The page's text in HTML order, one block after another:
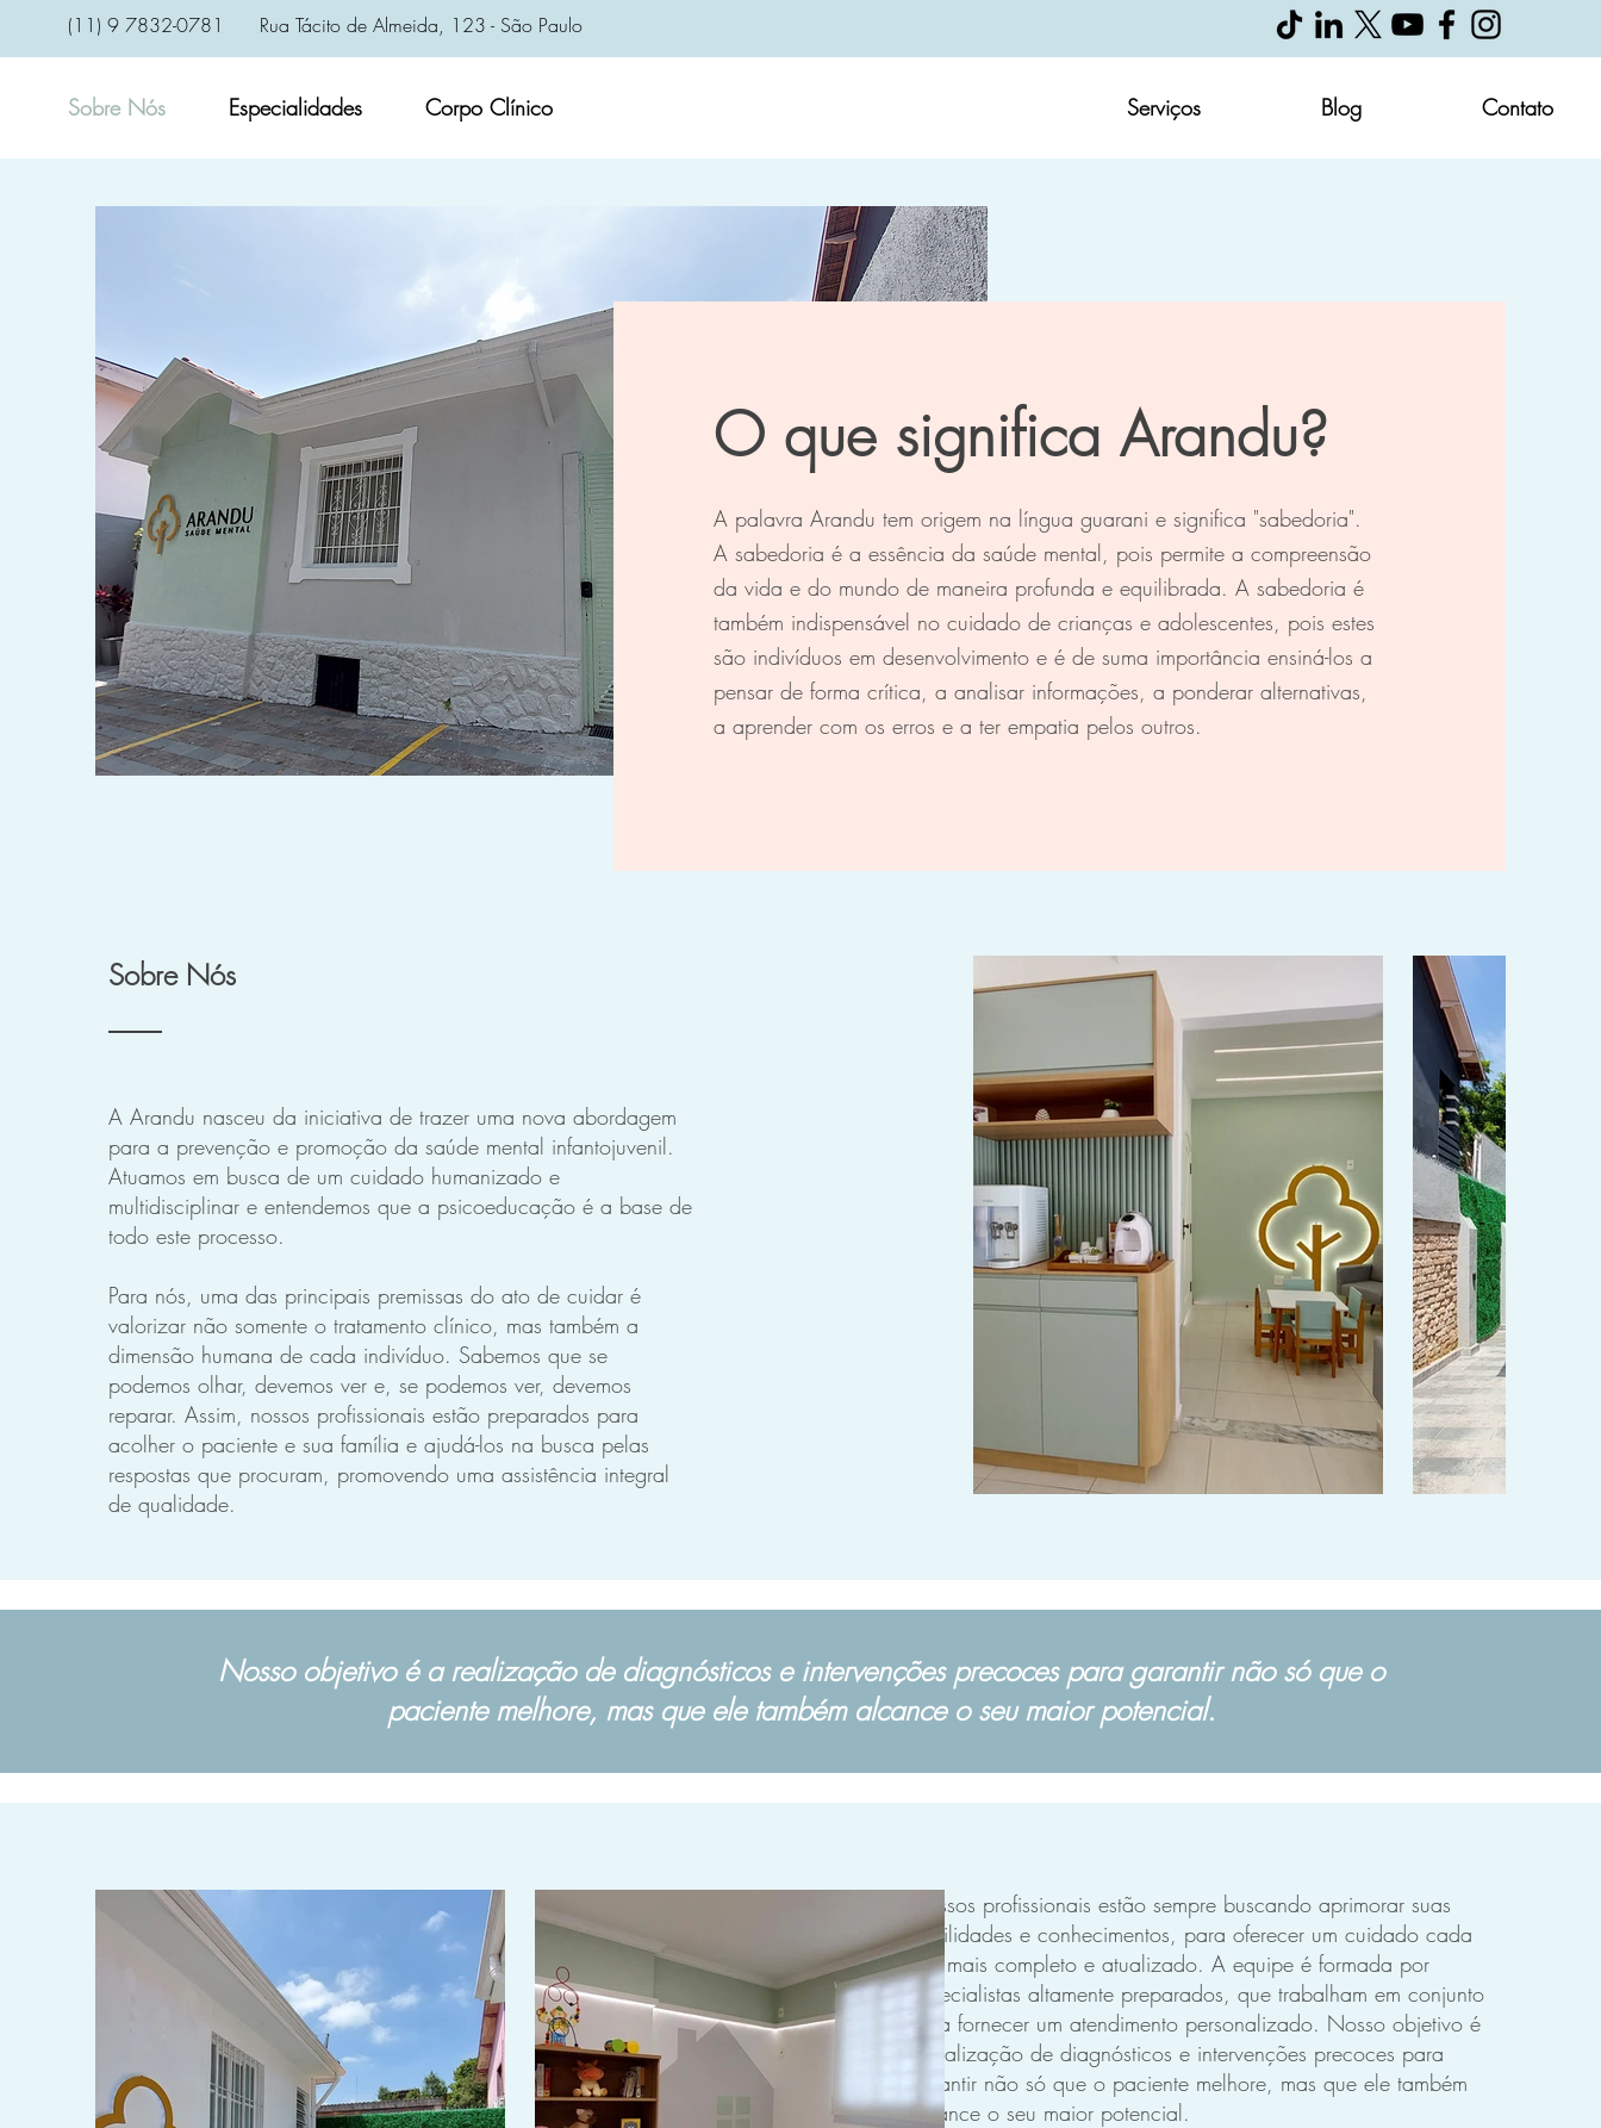
(11) 9 7832-0781 Rua Tácito de Almeida, 123 - São Paulo
Sobre Nós Especialidades Corpo Clínico Serviços Blog Contato
O que significa Arandu?
A palavra Arandu tem origem na língua guarani e significa "sabedoria".
A sabedoria é a essência da saúde mental, pois permite a compreensão
da vida e do mundo de maneira profunda e equilibrada. A sabedoria é
também indispensável no cuidado de crianças e adolescentes, pois estes
são indivíduos em desenvolvimento e é de suma importância ensiná-los a
pensar de forma crítica, a analisar informações, a ponderar alternativas,
a aprender com os erros e a ter empatia pelos outros.
Sobre Nós
A Arandu nasceu da iniciativa de trazer uma nova abordagem
para a prevenção e promoção da saúde mental infantojuvenil.
Atuamos em busca de um cuidado humanizado e
multidisciplinar e entendemos que a psicoeducação é a base de
todo este processo.
Para nós, uma das principais premissas do ato de cuidar é
valorizar não somente o tratamento clínico, mas também a
dimensão humana de cada indivíduo. Sabemos que se
podemos olhar, devemos ver e, se podemos ver, devemos
reparar. Assim, nossos profissionais estão preparados para
acolher o paciente e sua família e ajudá-los na busca pelas
respostas que procuram, promovendo uma assistência integral
de qualidade.
Nosso objetivo é a realização de diagnósticos e intervenções precoces para garantir não só que o
paciente melhore, mas que ele também alcance o seu maior potencial.
Nossos profissionais estão sempre buscando aprimorar suas
habilidades e conhecimentos, para oferecer um cuidado cada
vez mais completo e atualizado. A equipe é formada por
especialistas altamente preparados, que trabalham em conjunto
para fornecer um atendimento personalizado. Nosso objetivo é
a realização de diagnósticos e intervenções precoces para
garantir não só que o paciente melhore, mas que ele também
alcance o seu maior potencial.